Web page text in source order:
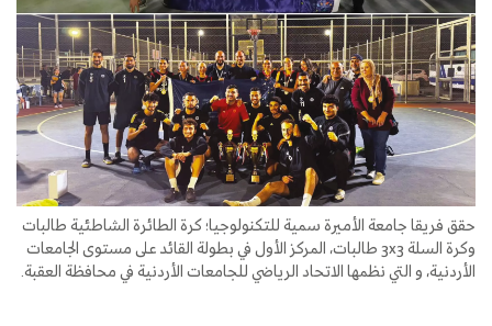
حقق فريقا جامعة الأميرة سمية للتكنولوجيا؛ كرة الطائرة الشاطئية طالبات
وكرة السلة 3x3 طالبات، المركز الأول في بطولة القائد على مستوى الجامعات
الأردنية، و التي نظمها الاتحاد الرياضي للجامعات الأردنية في محافظة العقبة.